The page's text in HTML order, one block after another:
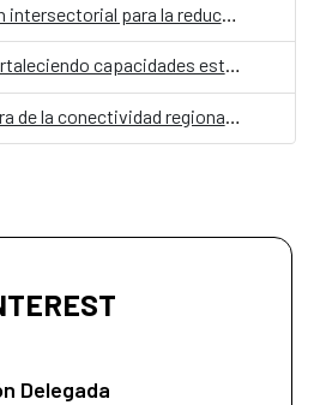
Proyecto: Articulación intersectorial para la reducción de riesgos en salud en la Región SICA
Proyecto Regional "Fortaleciendo capacidades estratégicas para la Seguridad Hídrica en cuencas priorizadas de la región SICA"
Proyecto para la mejora de la conectividad regional y la facilitación del comercio en el contexto de la ejecución del Plan Maestro Regional De Movilidad y Logística 2035
Delegada